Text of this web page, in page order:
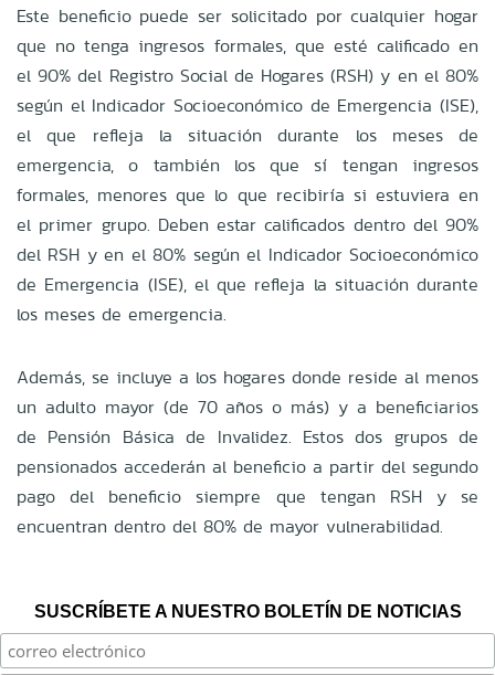
Este beneficio puede ser solicitado por cualquier hogar
que no tenga ingresos formales, que esté calificado en
el 90% del Registro Social de Hogares (RSH) y en el 80%
según el Indicador Socioeconómico de Emergencia (ISE),
el que refleja la situación durante los meses de
emergencia, o también los que sí tengan ingresos
formales, menores que lo que recibiría si estuviera en
el primer grupo. Deben estar calificados dentro del 90%
del RSH y en el 80% según el Indicador Socioeconómico
de Emergencia (ISE), el que refleja la situación durante
los meses de emergencia.
Además, se incluye a los hogares donde reside al menos
un adulto mayor (de 70 años o más) y a beneficiarios
de Pensión Básica de Invalidez. Estos dos grupos de
pensionados accederán al beneficio a partir del segundo
pago del beneficio siempre que tengan RSH y se
encuentran dentro del 80% de mayor vulnerabilidad.
SUSCRÍBETE A NUESTRO BOLETÍN DE NOTICIAS